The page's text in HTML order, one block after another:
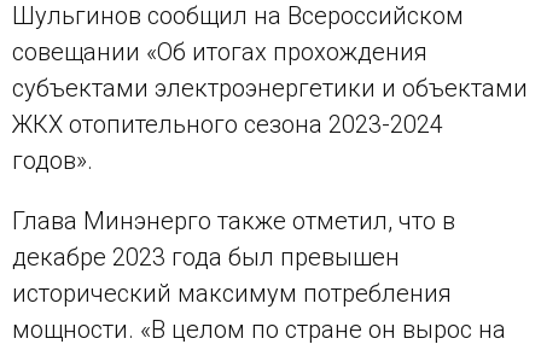
Шульгинов сообщил на Всероссийском
совещании «Об итогах прохождения
субъектами электроэнергетики и объектами
ЖКХ отопительного сезона 2023-2024
годов».
Глава Минэнерго также отметил, что в
декабре 2023 года был превышен
исторический максимум потребления
мощности. «В целом по стране он вырос на